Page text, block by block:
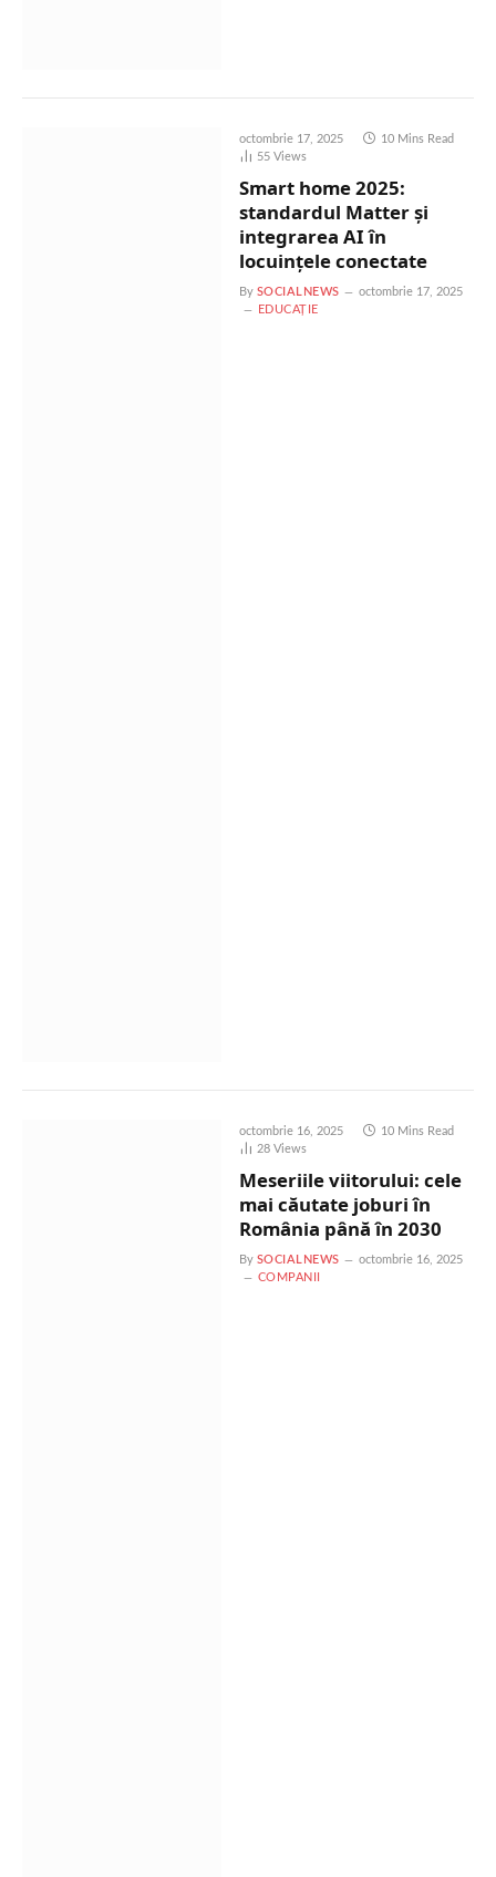
octombrie 17, 2025
10 Mins Read
55 Views
Smart home 2025:
standardul Matter și
integrarea AI în
locuinţele conectate
By SOCIALNEWS
octombrie 17, 2025
EDUCAȚIE
octombrie 16, 2025
10 Mins Read
28 Views
Meseriile viitorului: cele
mai căutate joburi în
România până în 2030
By SOCIALNEWS
octombrie 16, 2025
COMPANII